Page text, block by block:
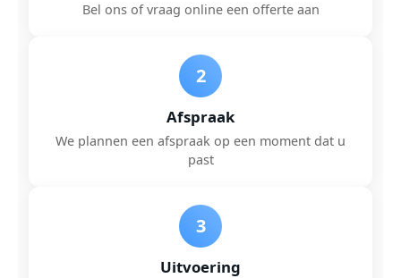
Bel ons of vraag online een offerte aan
2
Afspraak
We plannen een afspraak op een moment dat u
past
3
Uitvoering